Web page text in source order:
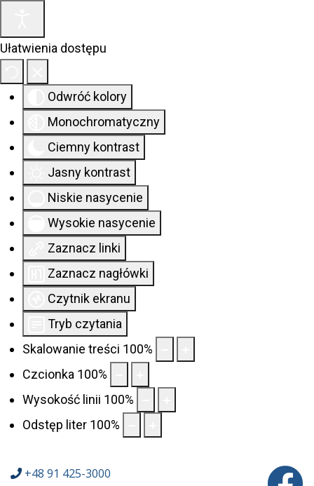
Ułatwienia dostępu
Odwróć kolory
Monochromatyczny
Ciemny kontrast
Jasny kontrast
Niskie nasycenie
Wysokie nasycenie
Zaznacz linki
Zaznacz nagłówki
Czytnik ekranu
Tryb czytania
Skalowanie treści 100%
Czcionka 100%
Wysokość linii 100%
Odstęp liter 100%
+48 91 425-3000